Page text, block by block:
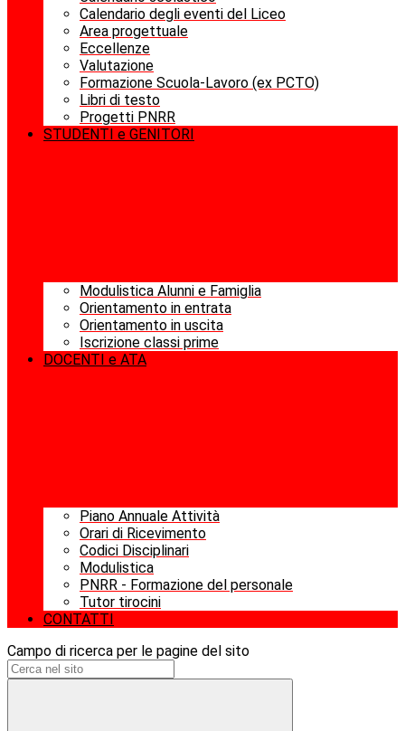
Calendario degli eventi del Liceo
Area progettuale
Eccellenze
Valutazione
Formazione Scuola-Lavoro (ex PCTO)
Libri di testo
Progetti PNRR
STUDENTI e GENITORI
Modulistica Alunni e Famiglia
Orientamento in entrata
Orientamento in uscita
Iscrizione classi prime
DOCENTI e ATA
Piano Annuale Attività
Orari di Ricevimento
Codici Disciplinari
Modulistica
PNRR - Formazione del personale
Tutor tirocini
CONTATTI
Campo di ricerca per le pagine del sito